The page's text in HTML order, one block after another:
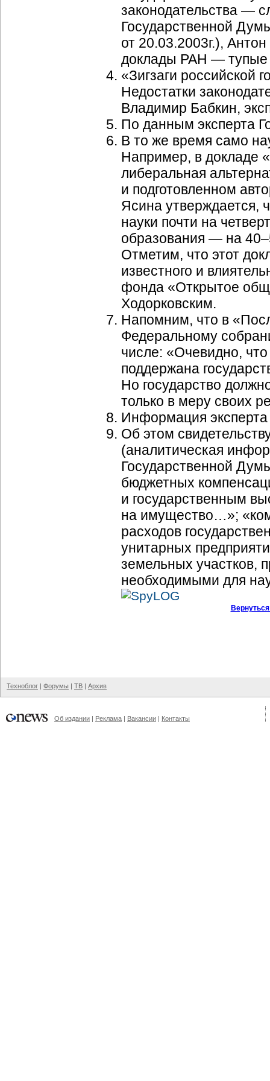
законодательства —
Государственной
от 20.03.2003г.), Антон
доклады РАН — тупые
«Зигзаги российской
Недостатки
Владимир Бабкин,
По данным эксперта
В то же время само
Например, в докладе
либеральная
и подготовленном
Ясина утверждается,
науки почти на
образования — на
Отметим, что этот
известного и
фонда «Открытое
Ходорковским.
Напомним, что в
Федеральному
числе: «Очевидно,
поддержана
Но государство
только в меру своих
Информация
Об этом
(аналитическая
Государственной
бюджетных
и государственным
на имущество…»;
расходов
унитарных
земельных участков,
необходимыми для
Техноблог | Форумы | ТВ | Архив
Об издании | Реклама | Вакансии | Контакты